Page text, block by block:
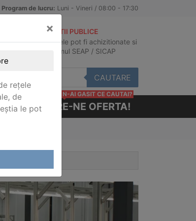
Program de lucru: Luni - Vineri / 08:00 - 17:30
ACHIZITII PUBLICE
Produsele pot fi achizitionate si
in sistemul SEAP / SICAP
CAUTARE
CERE-NE OFERTA!
N-AI GASIT CE CAUTAI?
×
rețele
de
le pot